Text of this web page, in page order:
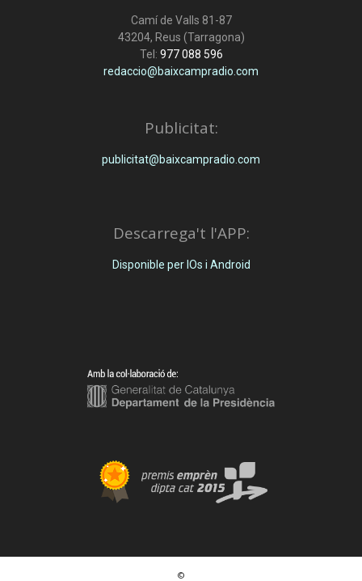
Camí de Valls 81-87
43204, Reus (Tarragona)
Tel: 977 088 596
redaccio@baixcampradio.com
Publicitat:
publicitat@baixcampradio.com
Descarrega't l'APP:
Disponible per IOs i Android
©